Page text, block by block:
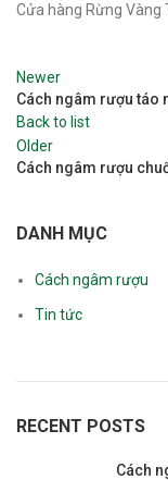
Cửa hàng Rừng Vàng
Newer
Cách ngâm rượu táo
Back to list
Older
Cách ngâm rượu
DANH MỤC
Cách ngâm rượu
Tin tức
RECENT POSTS
Cách